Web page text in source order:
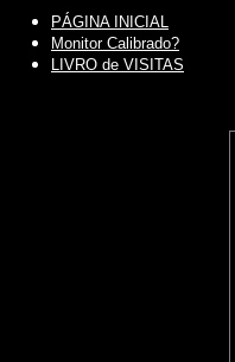
PÁGINA INICIAL
Monitor Calibrado?
LIVRO de VISITAS